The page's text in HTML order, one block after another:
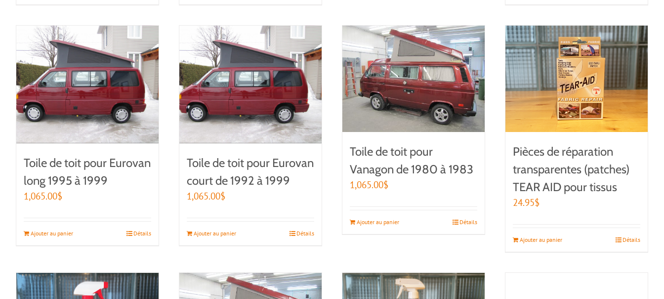
Toile de toit pour Eurovan
long 1995 à 1999
1,065.00$
Ajouter au panier Détails
Toile de toit pour Eurovan
court de 1992 à 1999
1,065.00$
Ajouter au panier Détails
Toile de toit pour
Vanagon de 1980 à 1983
1,065.00$
Ajouter au panier Détails
Pièces de réparation
transparentes (patches)
TEAR AID pour tissus
24.95$
Ajouter au panier Détails